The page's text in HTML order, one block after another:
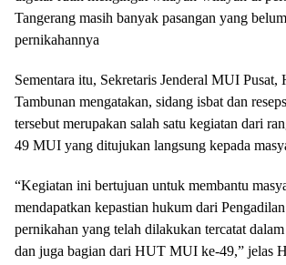
Tangerang masih banyak pasangan yang
pernikahannya
Sementara itu, Sekretaris Jenderal MUI Pusat,
Tambunan mengatakan, sidang isbat dan
tersebut merupakan salah satu kegiatan dari
49 MUI yang ditujukan langsung kepada
“Kegiatan ini bertujuan untuk membantu
mendapatkan kepastian hukum dari
pernikahan yang telah dilakukan tercatat
dan juga bagian dari HUT MUI ke-49,” jelas